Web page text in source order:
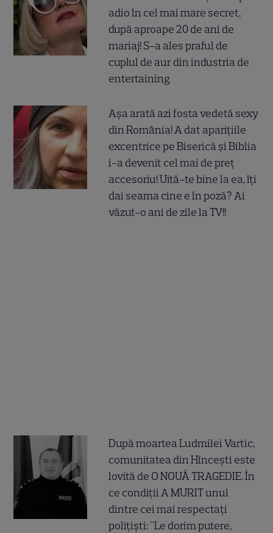
adio în cel mai mare secret,
după aproape 20 de ani de
mariaj! S-a ales praful de
cuplul de aur din industria de
entertaining
Așa arată azi fosta vedetă sexy
din România! A dat aparițiile
excentrice pe Biserică și Biblia
i-a devenit cel mai de preț
accesoriu! Uită-te bine la ea, îți
dai seama cine e în poză? Ai
văzut-o ani de zile la TV!!
După moartea Ludmilei Vartic,
comunitatea din Hîncești este
lovită de O NOUĂ TRAGEDIE. În
ce condiții A MURIT unul
dintre cei mai respectați
polițiști: "Le dorim putere,